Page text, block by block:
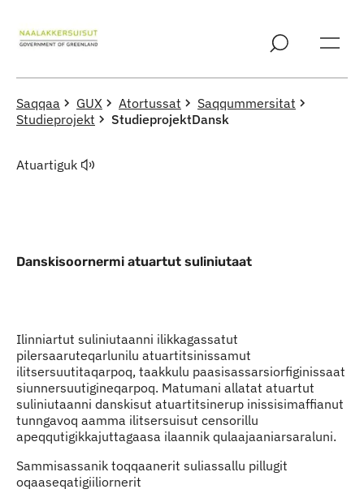
Saqqaa GUX Atortussat
Saqqummersitat
Studieprojekt
StudieprojektDansk
Atuartiguk
Danskisoornermi atuartut suliniutaat
Indhold
Ilinniartut suliniutaanni ilikkagassatut
pilersaaruteqarlunilu atuartitsinissamut
ilitsersuutitaqarpoq, taakkulu paasisassarsiorfiginissaat
siunnersuutigineqarpoq. Matumani allatat atuartut
suliniutaanni danskisut atuartitsinerup inissisimaffianut
tunngavoq aamma ilitsersuisut censorillu
apeqqutigikkajuttagaasa ilaannik qulaajaaniarsaraluni.
Sammisassanik toqqaanerit suliassallu pillugit
oqaaseqatigiiliornerit